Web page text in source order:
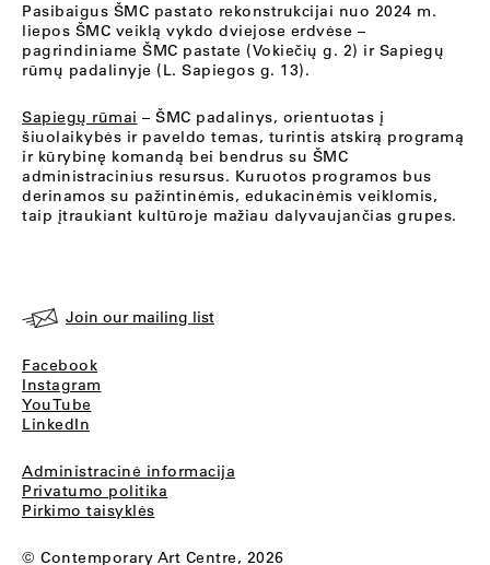
Pasibaigus ŠMC pastato rekonstrukcijai nuo 2024 m.
liepos ŠMC veiklą vykdo dviejose erdvėse –
pagrindiniame ŠMC pastate (Vokiečių g. 2) ir Sapiegų
rūmų padalinyje (L. Sapiegos g. 13).
Sapiegų rūmai – ŠMC padalinys, orientuotas į
šiuolaikybės ir paveldo temas, turintis atskirą programą
ir kūrybinę komandą bei bendrus su ŠMC
administracinius resursus. Kuruotos programos bus
derinamos su pažintinėmis, edukacinėmis veiklomis,
taip įtraukiant kultūroje mažiau dalyvaujančias grupes.
Join our mailing list
Facebook
Instagram
YouTube
LinkedIn
Administracinė informacija
Privatumo politika
Pirkimo taisyklės
© Contemporary Art Centre, 2026